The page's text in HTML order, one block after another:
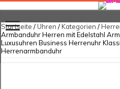
Startseite /Uhren /Kategorien /
Armbanduhr Herren mit Edelstahl
Luxusuhren Business Herrenuhr
Herrenarmbanduhr